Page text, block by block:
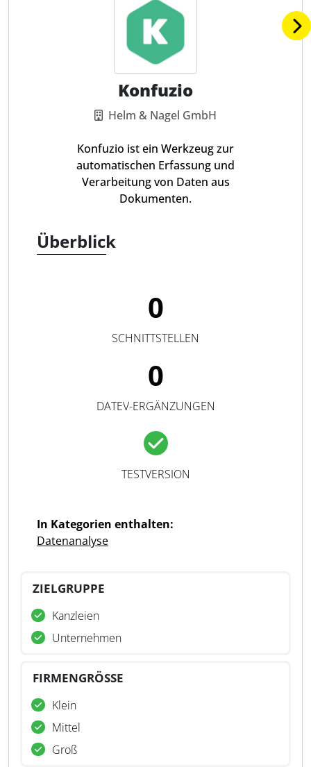
Konfuzio
Helm & Nagel GmbH
Konfuzio ist ein Werkzeug zur
automatischen Erfassung und
Verarbeitung von Daten aus
Dokumenten.
Überblick
0
SCHNITTSTELLEN
0
DATEV-ERGÄNZUNGEN
TESTVERSION
In Kategorien enthalten:
Datenanalyse
ZIELGRUPPE
Kanzleien
Unternehmen
FIRMENGRÖSSE
Klein
Mittel
Groß